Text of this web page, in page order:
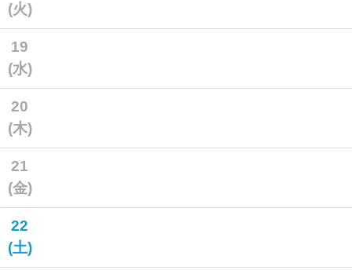
(火)
19
(水)
20
(木)
21
(金)
22
(土)